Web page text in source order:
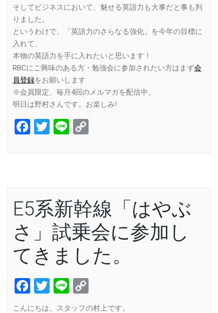
そしてビジネスにおいて、魅せる英語力も大事だと事も判
りました。
というわけで、「英語力のさらなる強化」を今年の目標に
入れて、
本物の英語力を手に入れたいと思います！
RBCにご興味のある方・勉強会に参加されたい方はまず会
員登録をお願いします
※会員限定、毎月4回のメルマガを配信中。
明日は野村さんです。お楽しみ!
Facebook
Twitter
Line
E5系新幹線「はやぶ
さ」試乗会に参加し
てきました。
Facebook
Twitter
Line
Link
こんにちは、スタッフの村上です。